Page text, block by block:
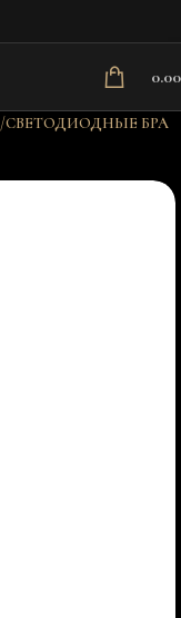
СВЕТОДИОДНЫЕ БРА